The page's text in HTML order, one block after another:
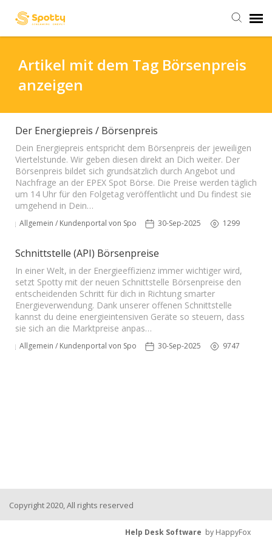
Kontaktformular
Hilfeartikel
Artikel mit dem Tag Börsenpreis
anzeigen
Der Energiepreis / Börsenpreis
Dein Energiepreis entspricht dem Börsenpreis der jeweiligen
Viertelstunde. Wir geben diesen direkt an Dich weiter. Der
Börsenpreis bildet sich grundsätzlich durch Angebot und
Nachfrage an der EPEX Spot Börse. Die Preise werden täglich
um 14 Uhr für den Folgetag veröffentlicht und Du findest sie
umgehend in Dein…
Allgemein / Kundenportal von Spotty 30-Sep-2025 1299
Schnittstelle (API) Börsenpreise
In einer Welt, in der Energieeffizienz immer wichtiger wird,
setzt Spotty mit der neuen Schnittstelle Börsenpreise den
entscheidenden Schritt für dich in Richtung smarter
Energieverwendung. Dank unserer offenen Schnittstelle
kannst du deine energieintensiven Geräte so steuern, dass
sie sich an die Marktpreise anpas…
Allgemein / Kundenportal von Spotty 30-Sep-2025 9747
Copyright 2020, All rights reserved
Help Desk Software by HappyFox